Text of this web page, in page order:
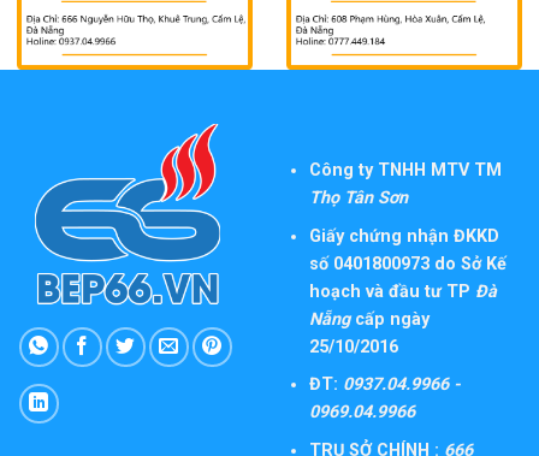
Công ty TNHH MTV TM
Thọ Tân Sơn
Giấy chứng nhận ĐKKD
số 0401800973 do Sở Kế
hoạch và đầu tư TP Đà
Nẵngcấp ngày
25/10/2016
ĐT: 0937.04.9966 -
0969.04.9966
TRỤ SỞ CHÍNH : 666